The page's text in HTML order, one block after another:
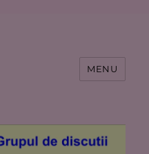
MENU